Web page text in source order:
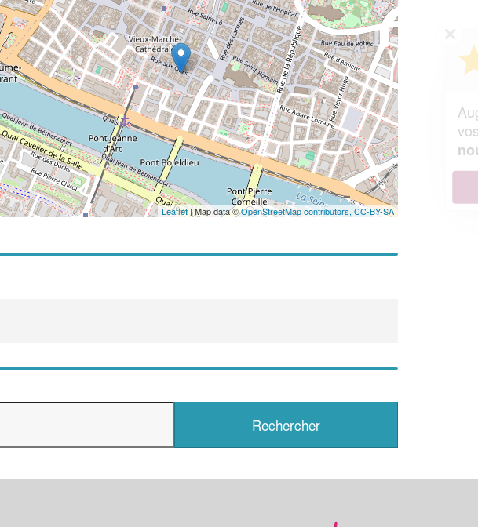
Leaflet| Map data ©OpenStreetMap contributors, CC-BY-SA
✕
Vous êtes un
professionnel ?
Augmentez votrechiffre d'affaires
vosmargestout en gagnant de
nouveaux clients!
En savoir plus